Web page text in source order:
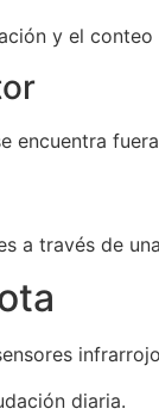
y el conteo
encuentra
a través de
diaria.